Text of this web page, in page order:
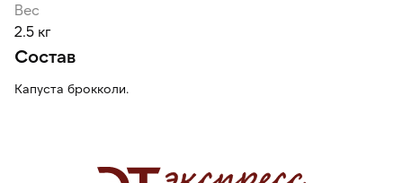
Вес
2.5 кг
Состав
Капуста брокколи.